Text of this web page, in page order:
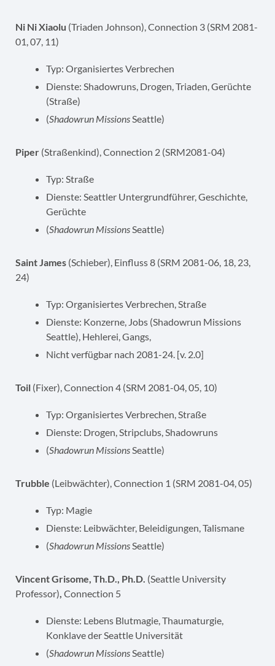
Ni Ni Xiaolu (Triaden Johnson), Connection 3 (SRM 2081-
01, 07, 11)
Typ: Organisiertes Verbrechen
Dienste: Shadowruns, Drogen, Triaden, Gerüchte
(Straße)
(Shadowrun MissionsSeattle)
Piper (Straßenkind), Connection 2 (SRM2081-04)
Typ: Straße
Dienste: Seattler Untergrundführer, Geschichte,
Gerüchte
(Shadowrun MissionsSeattle)
Saint James (Schieber), Einfluss 8 (SRM 2081-06, 18, 23,
24)
Typ: Organisiertes Verbrechen, Straße
Dienste: Konzerne, Jobs (Shadowrun Missions
Seattle), Hehlerei, Gangs,
Nicht verfügbar nach 2081-24. [v. 2.0]
Toil (Fixer), Connection 4 (SRM 2081-04, 05, 10)
Typ: Organisiertes Verbrechen, Straße
Dienste: Drogen, Stripclubs, Shadowruns
(Shadowrun MissionsSeattle)
Trubble (Leibwächter), Connection 1 (SRM 2081-04, 05)
Typ: Magie
Dienste: Leibwächter, Beleidigungen, Talismane
(Shadowrun MissionsSeattle)
Vincent Grisome, Th.D., Ph.D. (Seattle University
Professor), Connection 5
Dienste: Lebens Blutmagie, Thaumaturgie,
Konklave der Seattle Universität
(Shadowrun MissionsSeattle)